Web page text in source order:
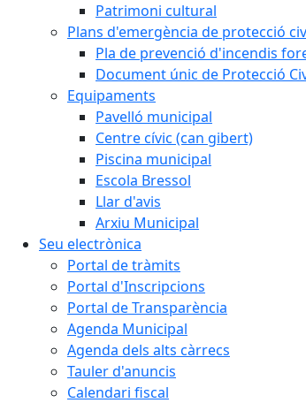
Patrimoni cultural
Plans d'emergència de protecció
Pla de prevenció d'incendis
Document únic de Protecció
Equipaments
Pavelló municipal
Centre cívic (can gibert)
Piscina municipal
Escola Bressol
Llar d'avis
Arxiu Municipal
Seu electrònica
Portal de tràmits
Portal d'Inscripcions
Portal de Transparència
Agenda Municipal
Agenda dels alts càrrecs
Tauler d'anuncis
Calendari fiscal